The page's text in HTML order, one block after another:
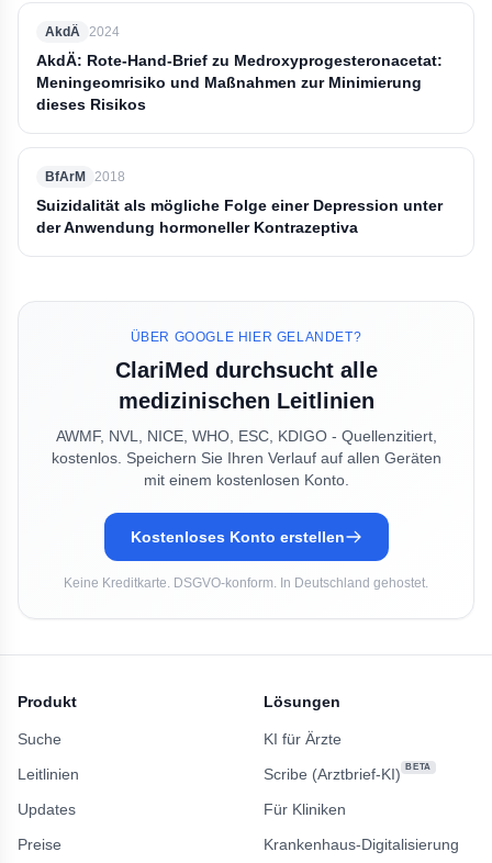
AkdÄ 2024
AkdÄ: Rote-Hand-Brief zu Medroxyprogesteronacetat:
Meningeomrisiko und Maßnahmen zur Minimierung
dieses Risikos
BfArM 2018
Suizidalität als mögliche Folge einer Depression unter
der Anwendung hormoneller Kontrazeptiva
ÜBER GOOGLE HIER GELANDET?
ClariMed durchsucht alle
medizinischen Leitlinien
AWMF, NVL, NICE, WHO, ESC, KDIGO - Quellenzitiert,
kostenlos. Speichern Sie Ihren Verlauf auf allen Geräten
mit einem kostenlosen Konto.
Kostenloses Konto erstellen
Keine Kreditkarte. DSGVO-konform. In Deutschland gehostet.
Produkt
Suche
Leitlinien
Updates
Preise
Lösungen
KI für Ärzte
Scribe (Arztbrief-KI)
BETA
Für Kliniken
Krankenhaus-Digitalisierung